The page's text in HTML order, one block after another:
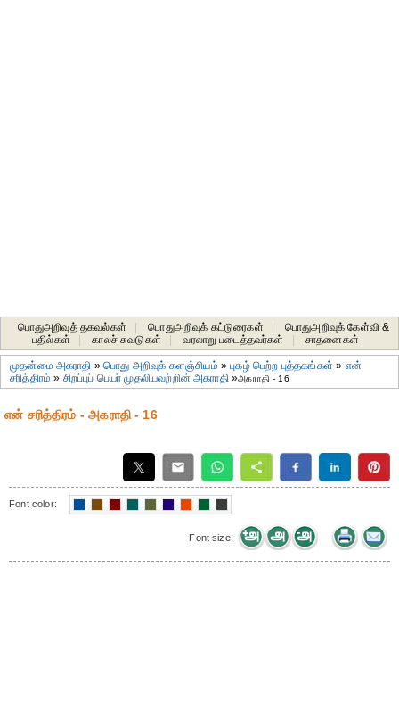
பொதுஅறிவுத் தகவல்கள் பொதுஅறிவுக் கட்டுரைகள்
பொதுஅறிவுக் கேள்வி &
பதில்கள்
காலச் சுவடுகள் வரலாறு படைத்தவர்கள் சாதனைகள்‎
முதன்மை அகராதி »பொது அறிவுக் களஞ்சியம் »புகழ் பெற்ற புத்தகங்கள் » என்
சரித்திரம் » சிறப்புப் பெயர் முதலியவற்றின் அகராதி»அகராதி - 16
என் சரித்திரம் - அகராதி - 16
Font color:
Font size: